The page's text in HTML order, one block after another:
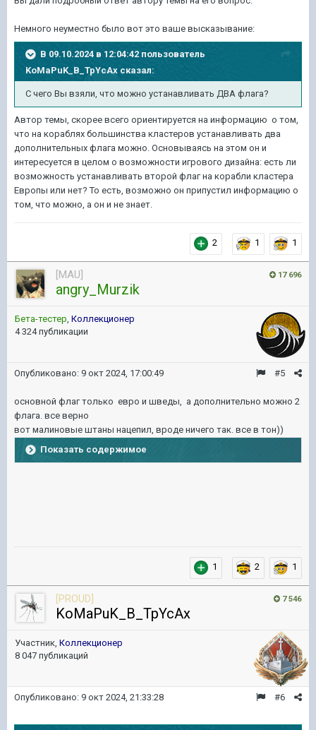
Немного неуместно было вот это ваше высказывание:
В 09.10.2024 в 12:04:42 пользователь
KoMaPuK_B_TpYcAx сказал:
С чего Вы взяли, что можно устанавливать ДВА флага?
Автор темы, скорее всего ориентируется на информацию о том,
что на кораблях большинства кластеров устанавливать два
дополнительных флага можно. Основываясь на этом он и
интересуется в целом о возможности игрового дизайна: есть ли
возможность устанавливать второй флаг на корабли кластера
Европы или нет? То есть, возможно он припустил информацию о
том, что можно, а он и не знает.
2 1 1
17 696
[MAU]
angry_Murzik
Бета-тестер Коллекционер
4 324 публикации
#5
Опубликовано: 9 окт 2024, 17:00:49
основной флаг только евро и шведы, а дополнительно можно 2
флага. все верно
вот малиновые штаны нацепил, вроде ничего так. все в тон))
Показать содержимое
1 2 1
7 546
[PROUD]
KoMaPuK_B_TpYcAx
Участник, Коллекционер
8 047 публикаций
#6
Опубликовано: 9 окт 2024, 21:33:28